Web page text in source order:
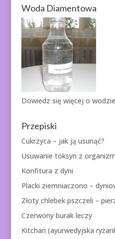
Woda Diamentowa
Dowiedz się więcej o
Przepiski
Cukrzyca – jak ją usunąć?
Usuwanie toksyn z
Konfitura z dyni
Placki ziemniaczono –
Złoty chlebek pszczeli –
Czerwony burak leczy
Kitchari (ayurwedyjska